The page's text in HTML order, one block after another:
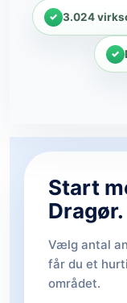
3.024
Start
Dragør.
Vælg antal
får du et
området.